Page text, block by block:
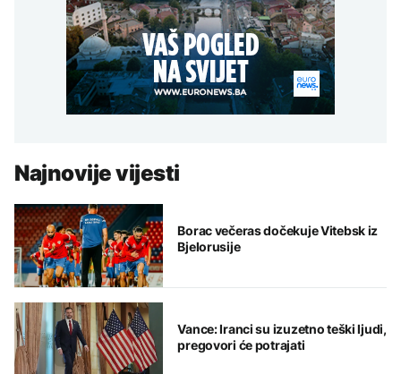
Najnovije vijesti
Borac večeras dočekuje Vitebsk iz
Bjelorusije
Vance: Iranci su izuzetno teški ljudi,
pregovori će potrajati